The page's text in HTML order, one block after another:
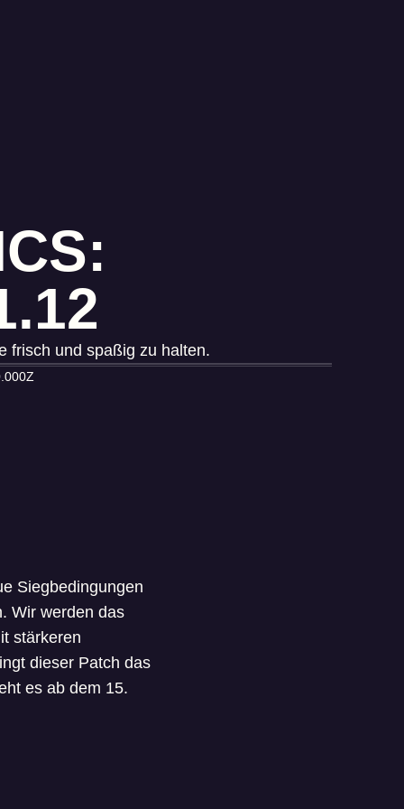
frisch und spaßig zu halten.
Siegbedingungen
Wir werden das
stärkeren
dieser Patch das
es ab dem 15.